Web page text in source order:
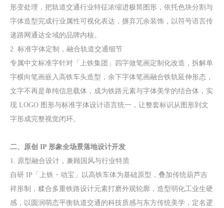
形变处理，把轨道交通行业特征浓缩进极简图形，依托色块分割与
字体造型完成行业属性可视化表达，摒弃冗余装饰，以符号语言传
递路网通达全域的品牌内核。
2. 标准字体定制，融合轨道交通细节
专属中文标准字针对「上铁集团」四字做笔画定制化改造，拆解单
字横向笔画嵌入高铁车头造型，余下字体笔画融合铁轨延伸形态，
文字不再是单纯信息载体，成为铁路元素与字体美学的结合体，实
现 LOGO 图形与标准字体设计语言统一，让整套标识从图形到文
字形成完整视觉闭环。
二、原创 IP 形象全场景落地设计开发
1. 原型融合设计，兼顾国风与行业特质
自研 IP「上铁・动宝」以高铁车体为基础原型，叠加传统葫芦吉
祥形制，糅合多重铁路设计元素打磨外观轮廓，造型弱化工业生硬
感，以圆润萌态平衡轨道交通的科技质感与东方传统美学，定名逻